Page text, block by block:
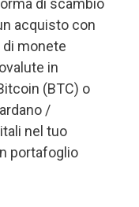
di scambio
acquisto con
di monete
in
(BTC) o
/
nel tuo
portafoglio